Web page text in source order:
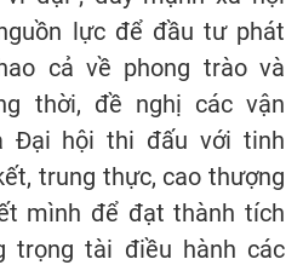
lực để đầu tư phát
cả về phong trào và
thời, đề nghị các vận
Đại hội thi đấu với tinh
trung thực, cao thượng
mình để đạt thành tích
trọng tài điều hành các